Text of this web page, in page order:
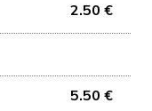
2.50 €
5.50 €